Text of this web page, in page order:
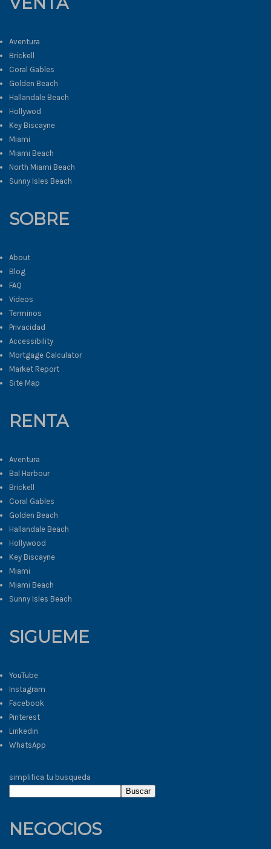
Aventura
Brickell
Coral Gables
Golden Beach
Hallandale Beach
Hollywod
Key Biscayne
Miami
Miami Beach
North Miami Beach
Sunny Isles Beach
SOBRE
About
Blog
FAQ
Videos
Terminos
Privacidad
Accessibility
Mortgage Calculator
Market Report
Site Map
RENTA
Aventura
Bal Harbour
Brickell
Coral Gables
Golden Beach
Hallandale Beach
Hollywood
Key Biscayne
Miami
Miami Beach
Sunny Isles Beach
SIGUEME
YouTube
Instagram
Facebook
Pinterest
Linkedin
WhatsApp
simplifica tu busqueda
Buscar
NEGOCIOS